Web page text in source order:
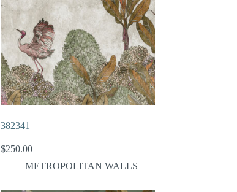
382341
$250.00
METROPOLITAN WALLS